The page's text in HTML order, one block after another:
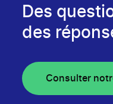
Des
des
Consulter